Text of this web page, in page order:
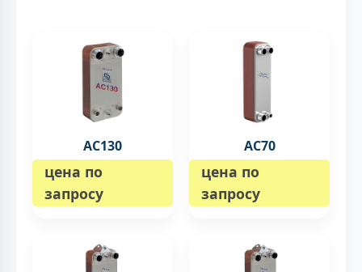
AC130
цена по
запросу
AC70
цена по
запросу